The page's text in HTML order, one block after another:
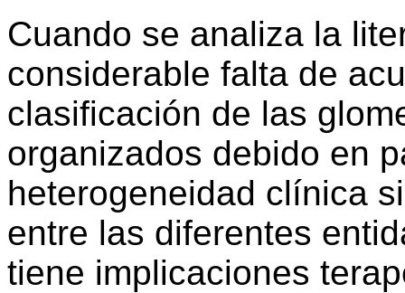
Cuando se analiza la
considerable falta de
clasificación de las
organizados debido en
heterogeneidad clínica
entre las diferentes
tiene implicaciones